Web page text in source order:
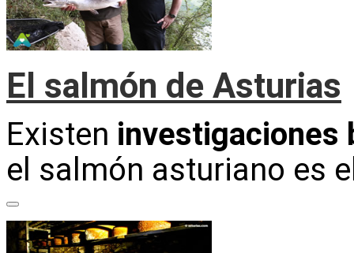
El salmón de Asturias
Existen investigaciones
el salmón asturiano es